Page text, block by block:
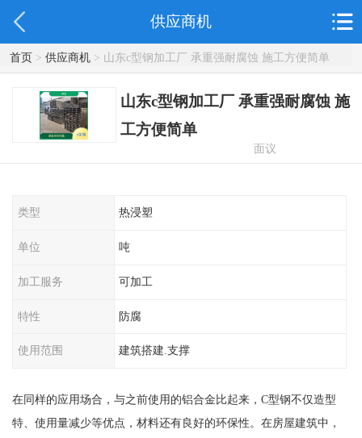
供应商机
首页> 供应商机> 山东c型钢加工厂 承重强耐腐蚀 施工方便简单
山东c型钢加工厂 承重强耐腐蚀 施
工方便简单
面议
类型 热浸塑
单位 吨
加工服务 可加工
特性 防腐
使用范围 建筑搭建.支撑
在同样的应用场合，与之前使用的铝合金比起来，C型钢不仅造型
特、使用量减少等优点，材料还有良好的环保性。在房屋建筑中，